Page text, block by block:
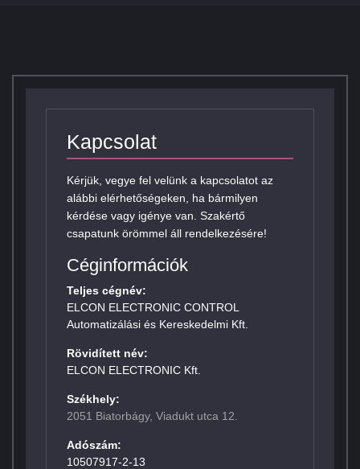
Kapcsolat
Kérjük, vegye fel velünk a kapcsolatot az
alábbi elérhetőségeken, ha bármilyen
kérdése vagy igénye van. Szakértő
csapatunk örömmel áll rendelkezésére!
Céginformációk
Teljes cégnév:
ELCON ELECTRONIC CONTROL
Automatizálási és Kereskedelmi Kft.
Rövidített név:
ELCON ELECTRONIC Kft.
Székhely:
2051 Biatorbágy, Viadukt utca 12.
Adószám:
10507917-2-13